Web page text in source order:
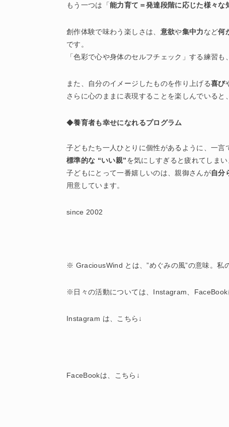
もう一つは「能力育て＝発達段階に応じた様々な
創作体験で味わう楽しさは、 意欲や集中力など何
です。
「色彩で心や身体のセルフチェック」する練習
また、自分のイメージしたものを作り上げる喜び
さらに心のままに表現することを楽しんでいる
◆養育者も幸せになれるプログラム
子どもたち一人ひとりに個性があるように、一言
標準的な “いい親”を気にしすぎると疲れてしまい
子どもにとって一番嬉しいのは、親御さんが自分
用意しています。
since 2002
※ GraciousWind とは、”めぐみの風”の意味。私
※日々の活動については、Instagram、FaceBook
Instagram は、こちら↓
FaceBookは、こちら↓